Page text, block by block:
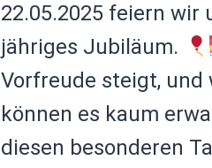
22.05.2025 feiern wir
jähriges Jubiläum.
Vorfreude steigt, und
können es kaum
diesen besonderen